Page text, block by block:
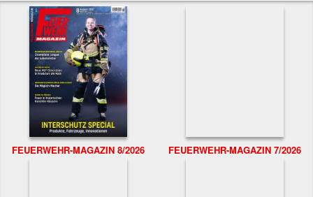
FEUERWEHR-MAGAZIN 8/2026 FEUERWEHR-MAGAZIN 7/2026